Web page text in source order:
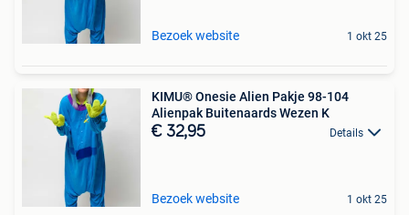
Bezoek website 1 okt 25
KIMU® Onesie Alien Pakje 98-104
Alienpak Buitenaards Wezen K
€ 32,95 Details
Bezoek website 1 okt 25